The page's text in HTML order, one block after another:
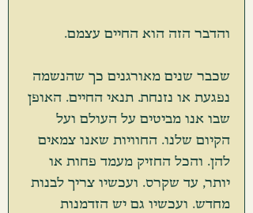
והדבר הזה הוא החיים עצמם.
שכבר שנים מאורגנים כך שהנשמה
נפגעת או נזנחת. תנאי החיים. האופן
שבו אנו מביטים על העולם ועל
הקיום שלנו. החוויות שאנו צמאים
להן. והכל החזיק מעמד פחות או
יותר, עד שקרס. ועכשיו צריך לבנות
מחדש. ועכשיו גם יש הזדמנות